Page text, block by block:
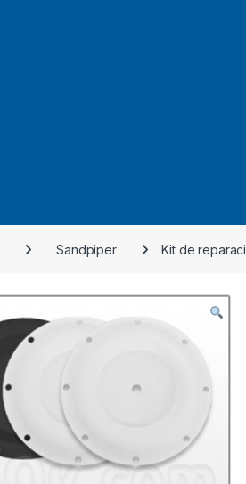
Sandpiper Kit de